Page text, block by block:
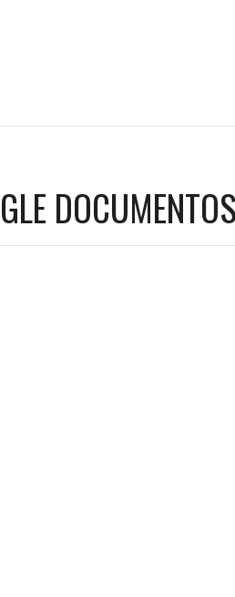
DOCUMENTOS